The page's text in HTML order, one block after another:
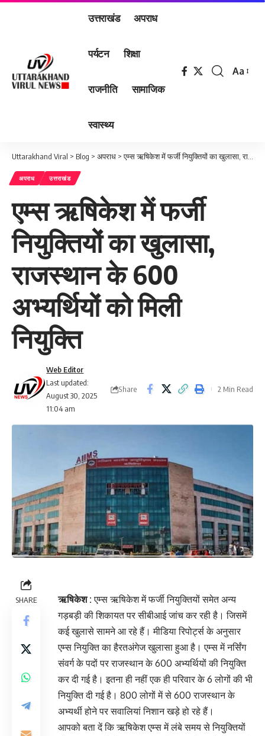
उत्तराखंड अपराध
पर्यटन शिक्षा
राजनीति सामाजिक
स्वास्थ्य
Font
Aa
Uttarakhand Viral > Blog > अपराध >एम्स ऋषिकेश में फर्जी नियुक्तियों का खुलासा, राजस्थान के 600 अभ्यर्थियों को मिली नियुक्ति
अपराध उत्तराखंड
एम्स ऋषिकेश में फर्जी
नियुक्तियों का खुलासा,
राजस्थान के 600
अभ्यर्थियों को मिली
नियुक्ति
Last updated:
August 30, 2025
11:04 am
Web Editor
Share 2 Min Read
SHARE ऋषिकेश :एम्स ऋषिकेश में फर्जी नियुक्तियों समेत अन्य
गड़बड़ी की शिकायत पर सीबीआई जांच कर रही है। जिसमें
कई खुलासे सामने आ रहे हैं। मीडिया रिपोर्ट्स के अनुसार
एम्स नियुक्ति का हैरतअंगेज खुलासा हुआ है। एम्स में नर्सिंग
संवर्ग के पदों पर राजस्थान के 600 अभ्यर्थियों की नियुक्ति
कर दी गई है। इतना ही नहीं एक ही परिवार के 6 लोगों की भी
नियुक्ति दी गई है। 800 लोगों में से 600 राजस्थान के
अभ्यर्थी होने पर सवालियां निशान खड़े हो रहे हैं।
आपको बता दें कि ऋषिकेश एम्स में लंबे समय से नियुक्तियों